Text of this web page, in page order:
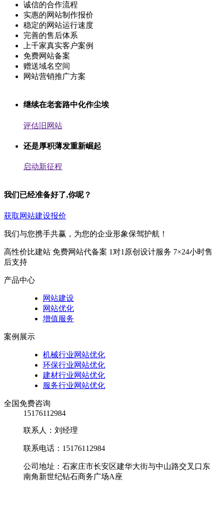
诚信的合作流程
实惠的网站制作报价
稳定的网站运行速度
完善的售后体系
上千家真实客户案例
免费网站备案
赠送域名空间
网站营销推广方案
继续在老套路中化作尘埃
评估旧网站
还是厚积薄发重新崛起
启动新征程
我们已经准备好了,你呢？
获取网站建设报价
我们与您携手共赢，为您的企业形象保驾护航！
高性价比建站 免费网站代备案 1对1原创设计服务 7×24小时售
后支持
产品中心
网站建设
网站优化
增值服务
案例展示
机械行业网站优化
环保行业网站优化
建材行业网站优化
服务行业网站优化
全国免费咨询
15176112984
联系人：刘经理
联系电话：15176112984
公司地址：石家庄市长安区建华大街与中山路交叉口东
南角新世纪钻石商务广场A座